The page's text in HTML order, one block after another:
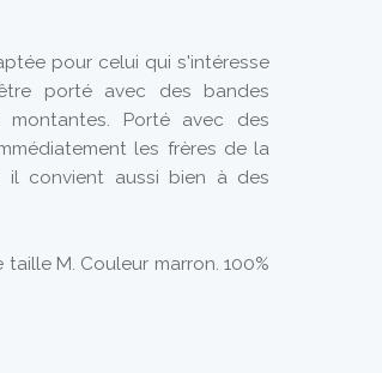
pour celui qui s'intéresse
porté avec des bandes
montantes. Porté avec des
les frères de la
il convient aussi bien à des
M. Couleur marron. 100%